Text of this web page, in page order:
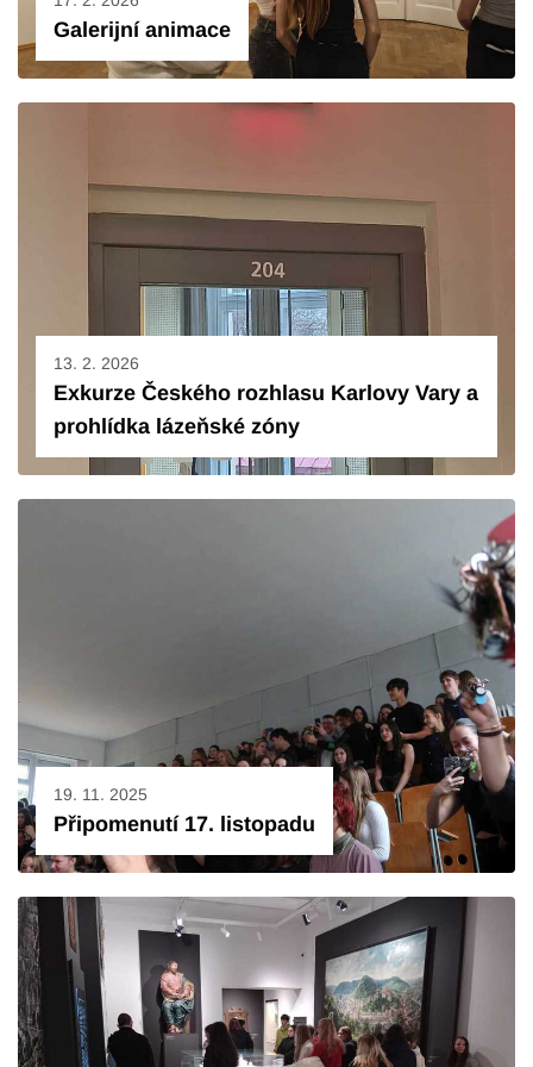
Galerijní animace
13. 2. 2026
Exkurze Českého rozhlasu Karlovy Vary a
prohlídka lázeňské zóny
19. 11. 2025
Připomenutí 17. listopadu